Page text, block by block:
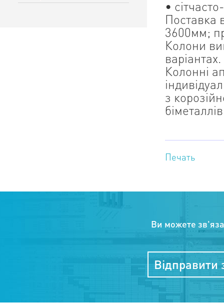
•
Поставка
3600мм;
Колони
варіантах.
Колонні
з
Печать
Ви можете
Відправити